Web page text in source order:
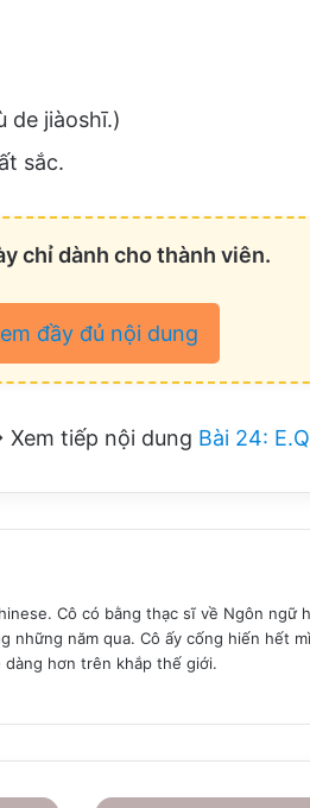
de jiàoshī.)
sắc.
chỉ dành cho thành viên.
đầy đủ nội dung
Xem tiếp nội dung Bài 24:
Cô có bằng thạc sĩ về Ngôn ngữ
những năm qua. Cô ấy cống hiến hết
hơn trên khắp thế giới.